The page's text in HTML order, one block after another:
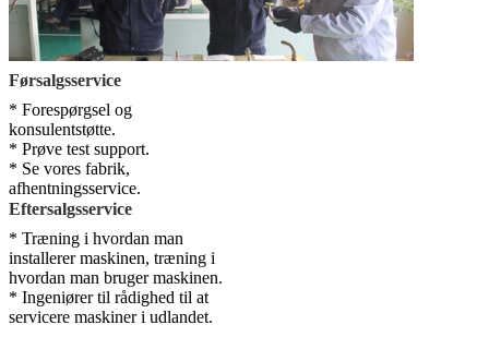
Førsalgsservice
* Forespørgsel og
konsulentstøtte.
* Prøve test support.
* Se vores fabrik,
afhentningsservice.
Eftersalgsservice
* Træning i hvordan man
installerer maskinen, træning i
hvordan man bruger maskinen.
* Ingeniører til rådighed til at
servicere maskiner i udlandet.